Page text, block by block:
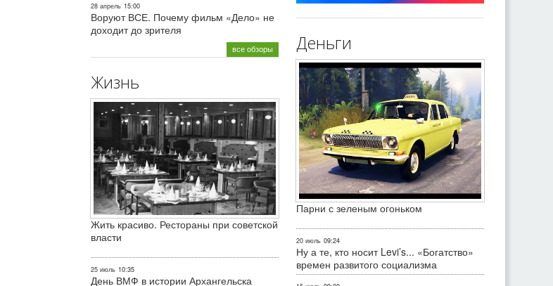
28 апрель 15:00
Воруют ВСЕ. Почему фильм «Дело» не
доходит до зрителя
все обзоры
Жизнь
Жить красиво. Рестораны при советской
власти
25 июль 10:35
День ВМФ в истории Архангельска
Деньги
Парни с зеленым огоньком
20 июль 09:24
Ну а те, кто носит Levi’s... «Богатство»
времен развитого социализма